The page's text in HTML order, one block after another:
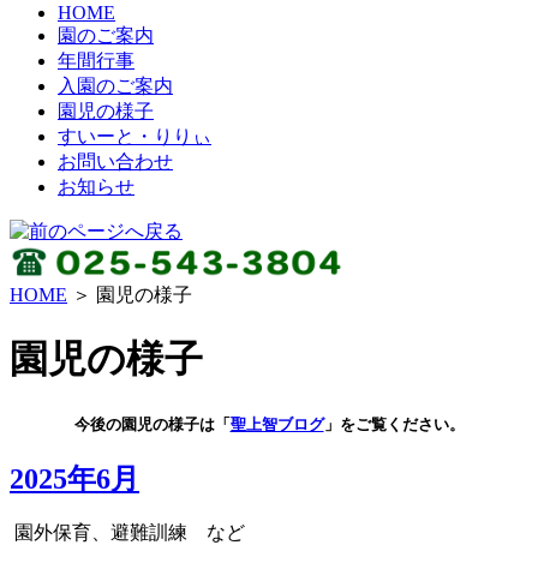
HOME
園のご案内
年間行事
入園のご案内
園児の様子
すいーと・りりぃ
お問い合わせ
お知らせ
HOME ＞ 園児の様子
園児の様子
今後の園児の様子は「聖上智ブログ」をご覧ください。
2025年6月
園外保育、避難訓練 など